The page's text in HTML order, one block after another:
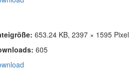
653.24 KB, 2397 × 1595 Pixel
605